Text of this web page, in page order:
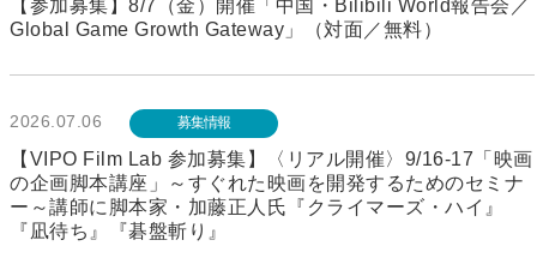
【参加募集】8/7（金）開催「中国・Bilibili World報告会／
Global Game Growth Gateway」（対面／無料）
2026.07.06 募集情報
【VIPO Film Lab 参加募集】〈リアル開催〉9/16-17「映画
の企画脚本講座」～すぐれた映画を開発するためのセミナ
ー～講師に脚本家・加藤正人氏『クライマーズ・ハイ』
『凪待ち』『碁盤斬り』